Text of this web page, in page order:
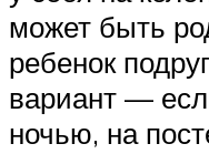
может быть
ребенок
вариант —
ночью, на